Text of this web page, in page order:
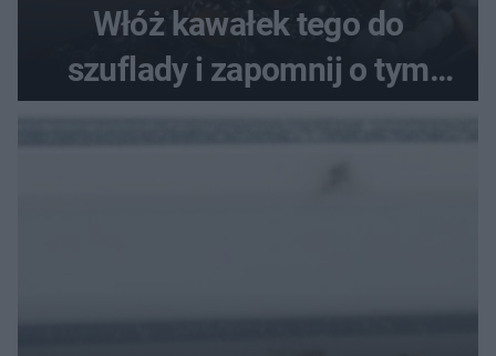
Włóż kawałek tego do
szuflady i zapomnij o tym